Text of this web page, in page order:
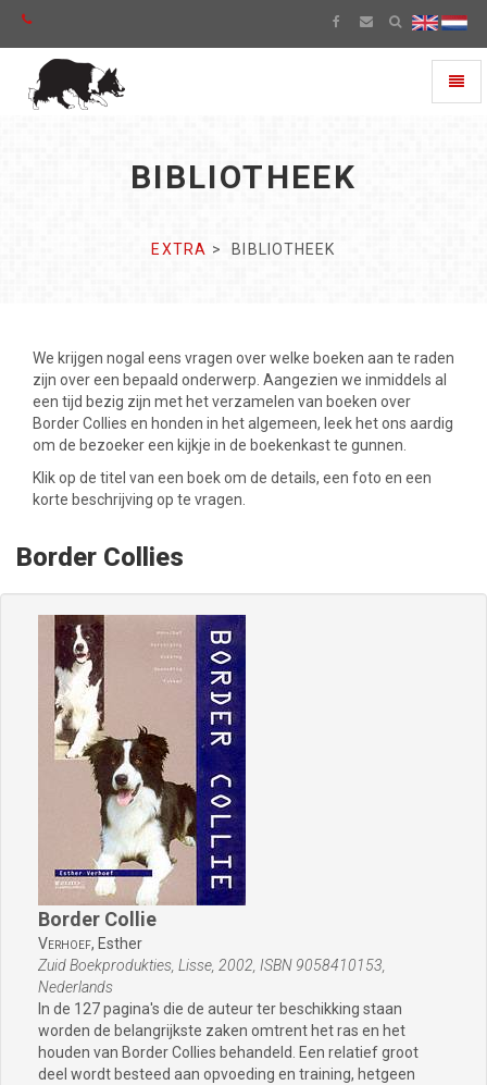
BIBLIOTHEEK
EXTRA BIBLIOTHEEK
We krijgen nogal eens vragen over welke boeken aan te raden
zijn over een bepaald onderwerp. Aangezien we inmiddels al
een tijd bezig zijn met het verzamelen van boeken over
Border Collies en honden in het algemeen, leek het ons aardig
om de bezoeker een kijkje in de boekenkast te gunnen.
Klik op de titel van een boek om de details, een foto en een
korte beschrijving op te vragen.
Border Collies
Border Collie
Verhoef, Esther
Zuid Boekprodukties, Lisse, 2002, ISBN 9058410153,
Nederlands
In de 127 pagina's die de auteur ter beschikking staan
worden de belangrijkste zaken omtrent het ras en het
houden van Border Collies behandeld. Een relatief groot
deel wordt besteed aan opvoeding en training, hetgeen